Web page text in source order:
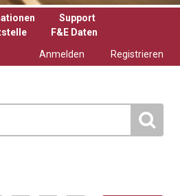
Support
F&E Daten
Anmelden
Registrieren